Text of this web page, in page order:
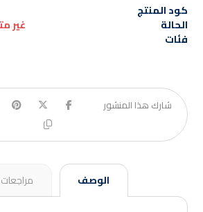
كود المنتج
الحالة غير
فئات
الوصف مراجعات